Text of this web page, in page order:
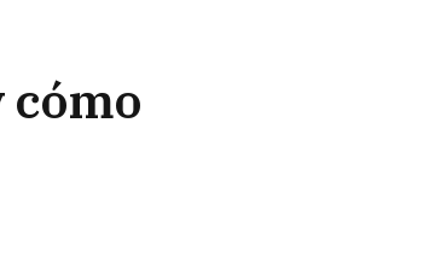
cómo